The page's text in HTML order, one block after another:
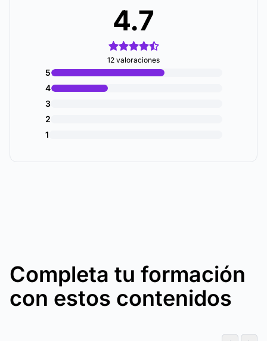
4.7
12 valoraciones
5
4
3
2
1
Completa tu formación
con estos contenidos